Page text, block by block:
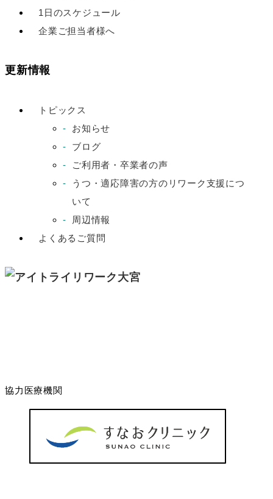
1日のスケジュール
企業ご担当者様へ
更新情報
トピックス
お知らせ
ブログ
ご利用者・卒業者の声
うつ・適応障害の方のリワーク支援につ
いて
周辺情報
よくあるご質問
協力医療機関